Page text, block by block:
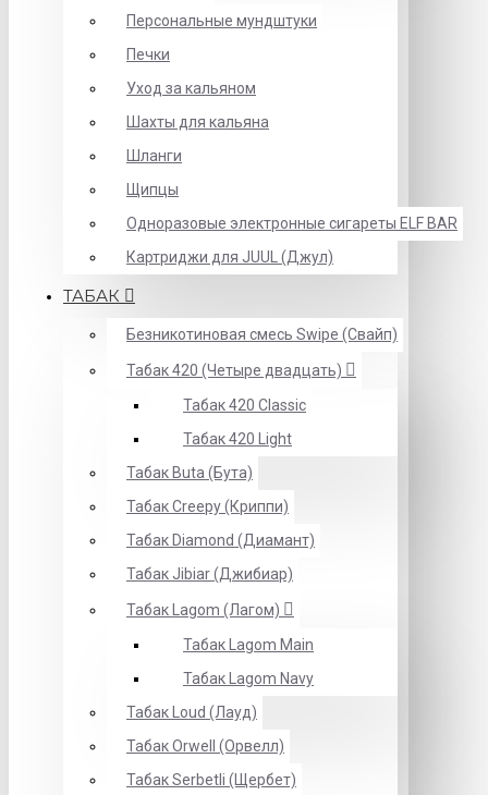
Персональные мундштуки
Печки
Уход за кальяном
Шахты для кальяна
Шланги
Щипцы
Одноразовые электронные сигареты ELF BAR
Картриджи для JUUL (Джул)
ТАБАК
Безникотиновая смесь Swipe (Свайп)
Табак 420 (Четыре двадцать)
Табак 420 Classic
Табак 420 Light
Табак Buta (Бута)
Табак Creepy (Криппи)
Табак Diamond (Диамант)
Табак Jibiar (Джибиар)
Табак Lagom (Лагом)
Табак Lagom Main
Табак Lagom Navy
Табак Loud (Лауд)
Табак Orwell (Орвелл)
Табак Serbetli (Щербет)